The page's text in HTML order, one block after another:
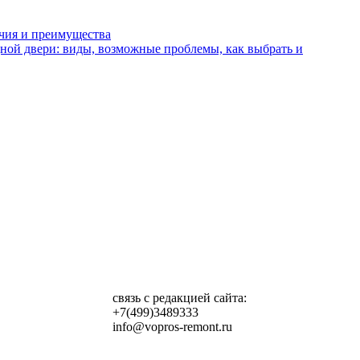
и преимущества
двери: виды, возможные проблемы, как выбрать и
связь с редакцией сайта:
+7(499)3489333
info@vopros-remont.ru